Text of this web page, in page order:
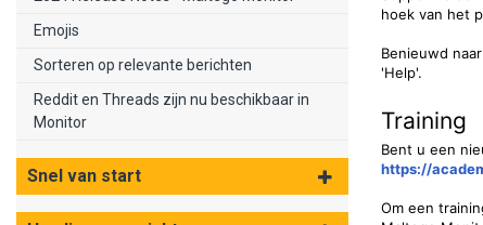
Emojis
Sorteren op relevante berichten
Reddit en Threads zijn nu beschikbaar in
Monitor
Snel van start
hoek van het
Benieuwd
'Help'.
Training
Bent u een
https://
Om een